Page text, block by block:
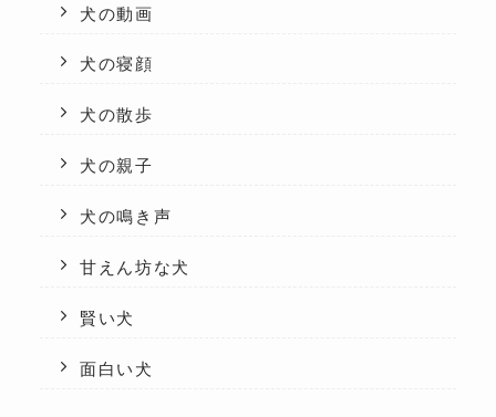
犬の動画
犬の寝顔
犬の散歩
犬の親子
犬の鳴き声
甘えん坊な犬
賢い犬
面白い犬